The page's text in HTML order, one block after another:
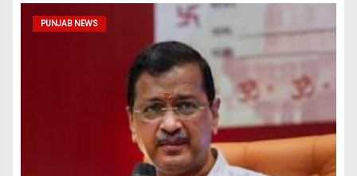
PUNJAB NEWS